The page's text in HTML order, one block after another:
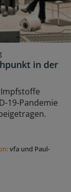
in der
19-Pandemie
vfa und Paul-